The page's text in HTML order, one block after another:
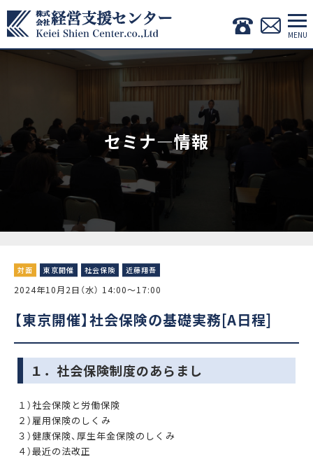
セミナ―情報
対面 東京開催 社会保険 近藤翔吾
2024年10月2日（水） 14:00〜17:00
【東京開催】社会保険の基礎実務[A日程]
１．社会保険制度のあらまし
１）社会保険と労働保険
２）雇用保険のしくみ
３）健康保険、厚生年金保険のしくみ
４）最近の法改正